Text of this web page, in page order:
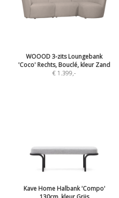
WOOOD 3-zits Loungebank
'Coco' Rechts, Bouclé, kleur Zand
€ 1.399,-
Kave Home Halbank 'Compo'